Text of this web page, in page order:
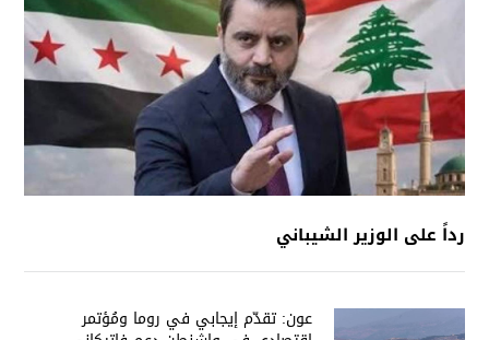
رداً على الوزير الشيباني
عون: تقدّم إيجابي في روما ومُؤتمر